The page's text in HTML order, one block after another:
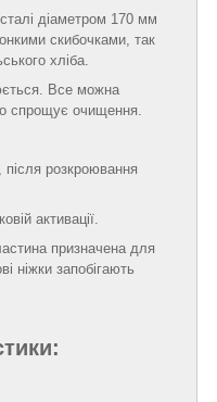
діаметром 170 мм
скибочками, так
хліба.
Все можна
спрощує очищення.
розкроювання
активації.
призначена для
ніжки запобігають